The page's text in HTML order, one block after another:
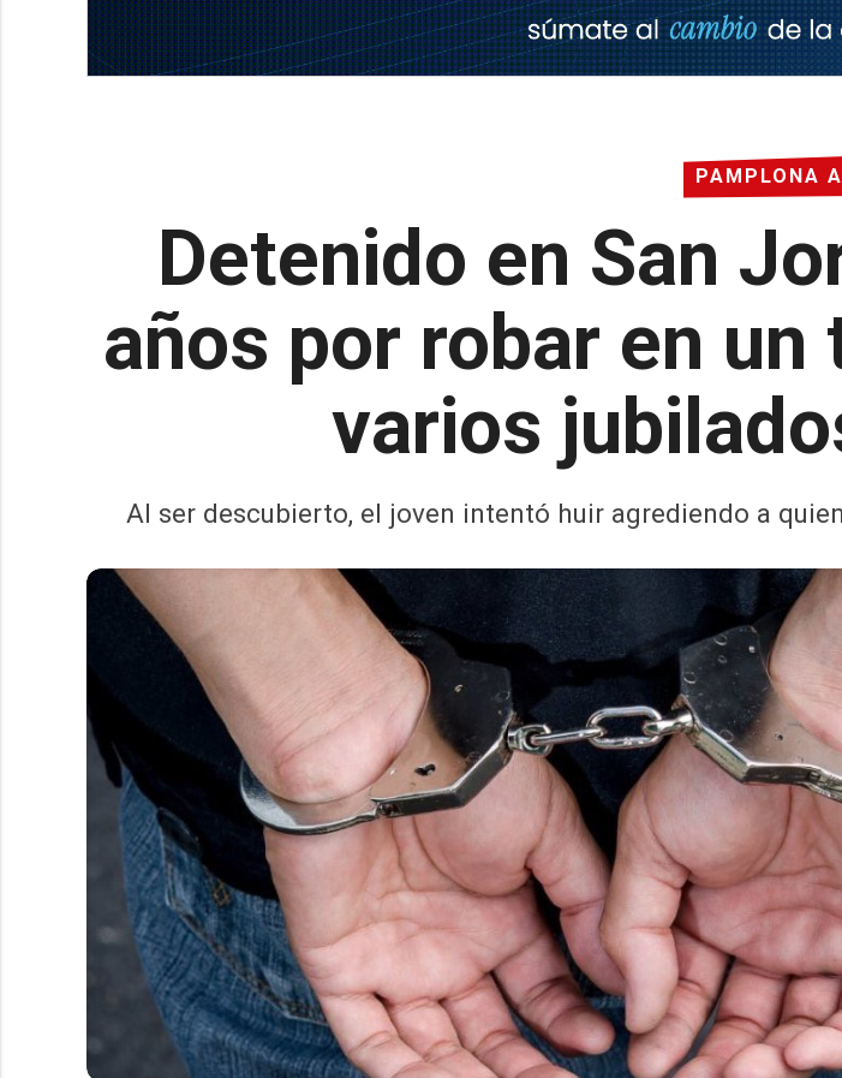
PAMPLONA
Detenido en San
años por robar en
varios
Al ser descubierto, el joven intentó huir agrediendo a